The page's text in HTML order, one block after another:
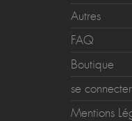
Autres
FAQ
Boutique
se connecter
Mentions